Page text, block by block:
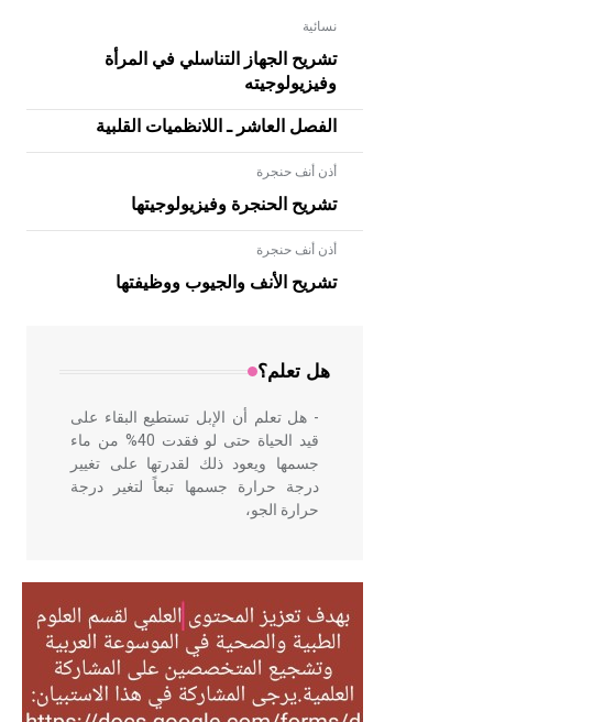
نسائية
تشريح الجهاز التناسلي في المرأة
وفيزيولوجيته
الفصل العاشر ـ اللانظميات القلبية
أذن أنف حنجرة
تشريح الحنجرة وفيزيولوجيتها
أذن أنف حنجرة
تشريح الأنف والجيوب ووظيفتها
هل تعلم؟
- هل تعلم أن الأبلق نوع من الفنون
الهندسية التي ارتبطت بالعمارة الإسلامية
في بلاد الشام ومصر خاصة، حيث يحرص
- هل تعلم أن الإبل تستطيع البقاء على
قيد الحياة حتى لو فقدت 40% من ماء
جسمها ويعود ذلك لقدرتها على تغيير
درجة حرارة جسمها تبعاً لتغير درجة
حرارة الجو،
- هل تعلم أن أبقراط كتب في الطب
أربعة مؤلفات هي: الحكم، الأدلة، تنظيم
التغذية، ورسالته في جروح الرأس.
ويعود له الفضل بأنه حرر الطب من
الدين والفلسفة.